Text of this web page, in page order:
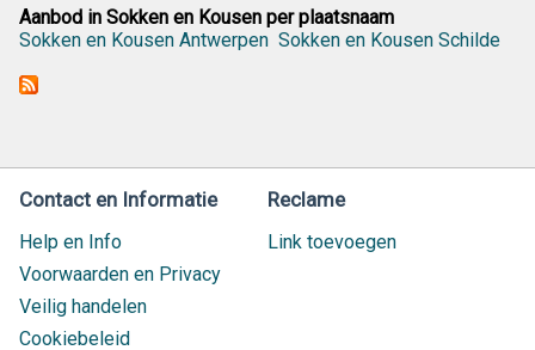
Aanbod in Sokken en Kousen per plaatsnaam
Sokken en Kousen Antwerpen Sokken en Kousen Schilde
Contact en Informatie
Help en Info
Voorwaarden en Privacy
Veilig handelen
Cookiebeleid
Reclame
Link toevoegen